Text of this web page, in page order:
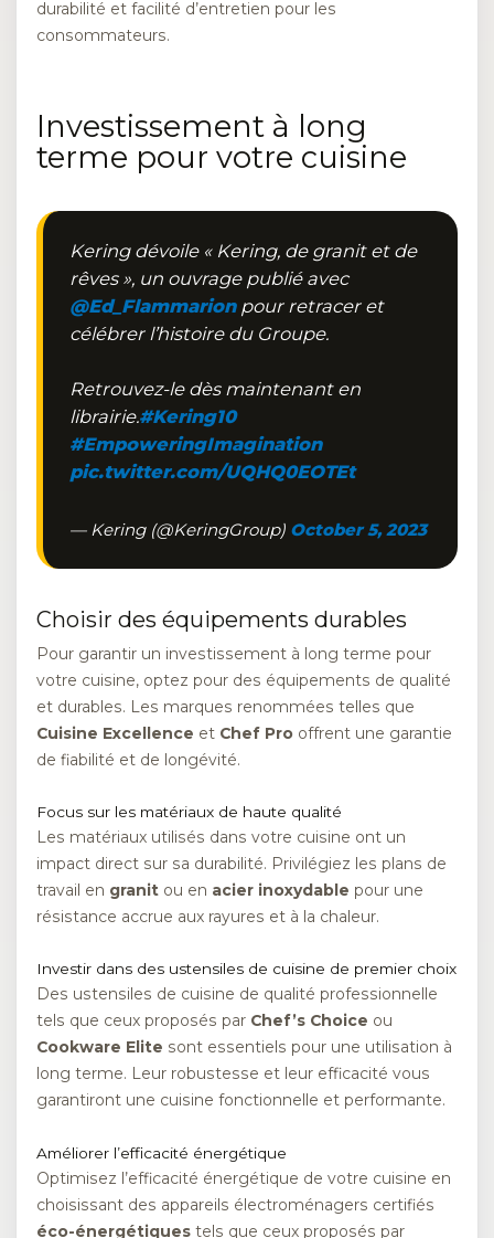
durabilité et facilité d’entretien pour les
consommateurs.
Investissement à long
terme pour votre cuisine
Kering dévoile « Kering, de granit et de
rêves », un ouvrage publié avec
@Ed_Flammarionpour retracer et
célébrer l’histoire du Groupe.
Retrouvez-le dès maintenant en
librairie.#Kering10
#EmpoweringImagination
pic.twitter.com/UQHQ0EOTEt
— Kering (@KeringGroup) October 5, 2023
Choisir des équipements durables
Pour garantir un investissement à long terme pour
votre cuisine, optez pour des équipements de qualité
et durables. Les marques renommées telles que
Cuisine Excellence et Chef Pro offrent une garantie
de fiabilité et de longévité.
Focus sur les matériaux de haute qualité
Les matériaux utilisés dans votre cuisine ont un
impact direct sur sa durabilité. Privilégiez les plans de
travail en granit ou en acier inoxydable pour une
résistance accrue aux rayures et à la chaleur.
Investir dans des ustensiles de cuisine de premier choix
Des ustensiles de cuisine de qualité professionnelle
tels que ceux proposés par Chef’s Choice ou
Cookware Elite sont essentiels pour une utilisation à
long terme. Leur robustesse et leur efficacité vous
garantiront une cuisine fonctionnelle et performante.
Améliorer l’efficacité énergétique
Optimisez l’efficacité énergétique de votre cuisine en
choisissant des appareils électroménagers certifiés
éco-énergétiques tels que ceux proposés par